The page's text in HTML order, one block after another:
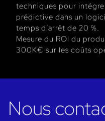
techniques pour
prédictive dans un
temps d’arrêt de 20 %.
Mesure du ROI du
300K€ sur les coûts
Nous